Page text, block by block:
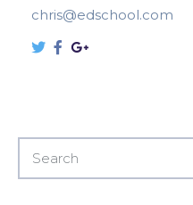
chris@edschool.com